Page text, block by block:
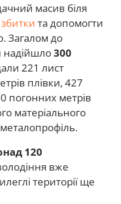
масив біля
збитки та допомогти
Загалом до
надійшло300
221 лист
плівки, 427
погонних метрів
матеріального
120
вже
території ще